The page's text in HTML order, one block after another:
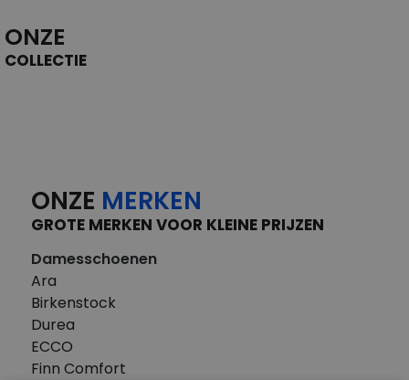
ONZE
COLLECTIE
ONZE MERKEN
GROTE MERKEN VOOR KLEINE PRIJZEN
Damesschoenen
Ara
Birkenstock
Durea
ECCO
Finn Comfort